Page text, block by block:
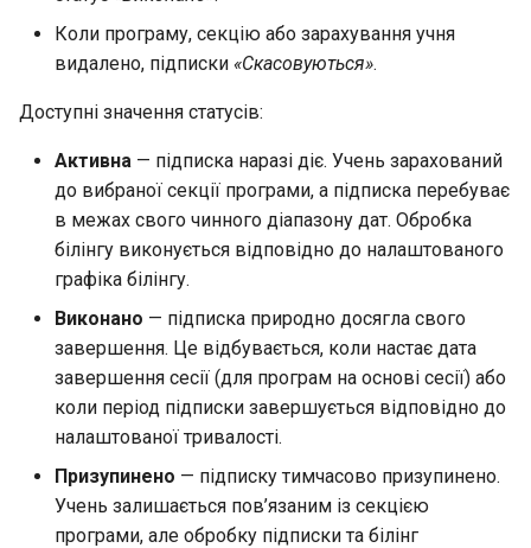
Сповіщення
Бібліотека навчального
Генерація посилання-
запрошення на реєстрацію
Коли програму, секцію або зарахування учня
видалено, підписки «Скасовуються».
Доступні значення статусів:
Активна — підписка наразі діє. Учень зарахований
до вибраної секції програми, а підписка перебуває
в межах свого чинного діапазону дат. Обробка
білінгу виконується відповідно до налаштованого
графіка білінгу.
Виконано — підписка природно досягла свого
завершення. Це відбувається, коли настає дата
завершення сесії (для програм на основі сесії) або
коли період підписки завершується відповідно до
налаштованої тривалості.
Призупинено — підписку тимчасово призупинено.
Учень залишається пов’язаним із секцією
програми, але обробку підписки та білінг